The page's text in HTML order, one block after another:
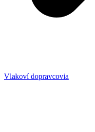
Vlakoví dopravcovia